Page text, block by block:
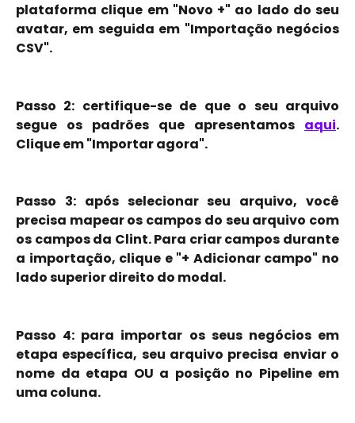
plataforma clique em "Novo +" ao lado do seu
avatar, em seguida em "Importação negócios
CSV".
Passo 2: certifique-se de que o seu arquivo
segue os padrões que apresentamos aqui.
Clique em "Importar agora".
Passo 3: após selecionar seu arquivo, você
precisa mapear os campos do seu arquivo com
os campos da Clint. Para criar campos durante
a importação, clique e "+ Adicionar campo" no
lado superior direito do modal.
Passo 4: para importar os seus negócios em
etapa específica, seu arquivo precisa enviar o
nome da etapa OU a posição no Pipeline em
uma coluna.